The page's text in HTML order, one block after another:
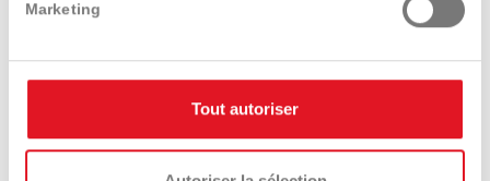
Marketing
Tout autoriser
catalogue